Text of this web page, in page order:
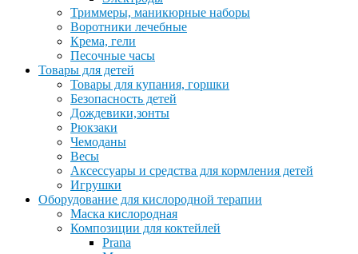
Триммеры, маникюрные наборы
Воротники лечебные
Крема, гели
Песочные часы
Товары для детей
Товары для купания, горшки
Безопасность детей
Дождевики,зонты
Рюкзаки
Чемоданы
Весы
Аксессуары и средства для кормления детей
Игрушки
Оборудование для кислородной терапии
Маска кислородная
Композиции для коктейлей
Prana